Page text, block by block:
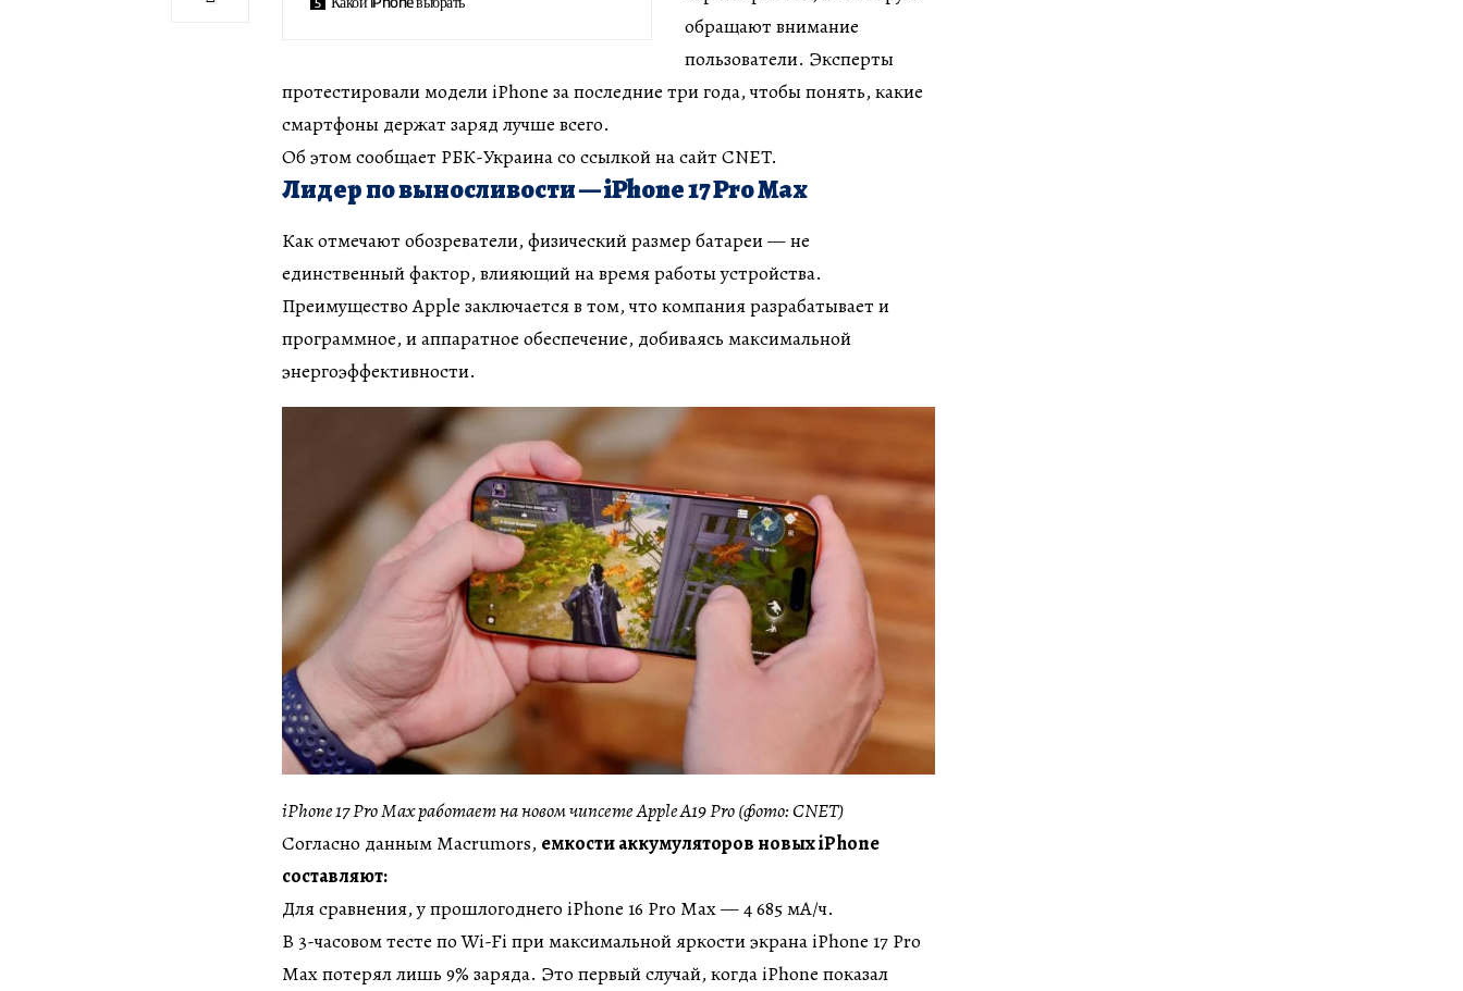
обращают внимание
пользователи. Эксперты
протестировали модели iPhone за последние три года, чтобы понять, какие
смартфоны держат заряд лучше всего.
Об этом сообщает РБК-Украина со ссылкой на сайт CNET.
Лидер по выносливости — iPhone 17 Pro Max
Как отмечают обозреватели, физический размер батареи — не
единственный фактор, влияющий на время работы устройства.
Преимущество Apple заключается в том, что компания разрабатывает и
программное, и аппаратное обеспечение, добиваясь максимальной
энергоэффективности.
iPhone 17 Pro Max работает на новом чипсете Apple A19 Pro (фото: CNET)
Согласно данным Macrumors, емкости аккумуляторов новых iPhone
составляют:
Для сравнения, у прошлогоднего iPhone 16 Pro Max — 4 685 мА/ч.
В 3-часовом тесте по Wi-Fi при максимальной яркости экрана iPhone 17 Pro
Max потерял лишь 9% заряда. Это первый случай, когда iPhone показал